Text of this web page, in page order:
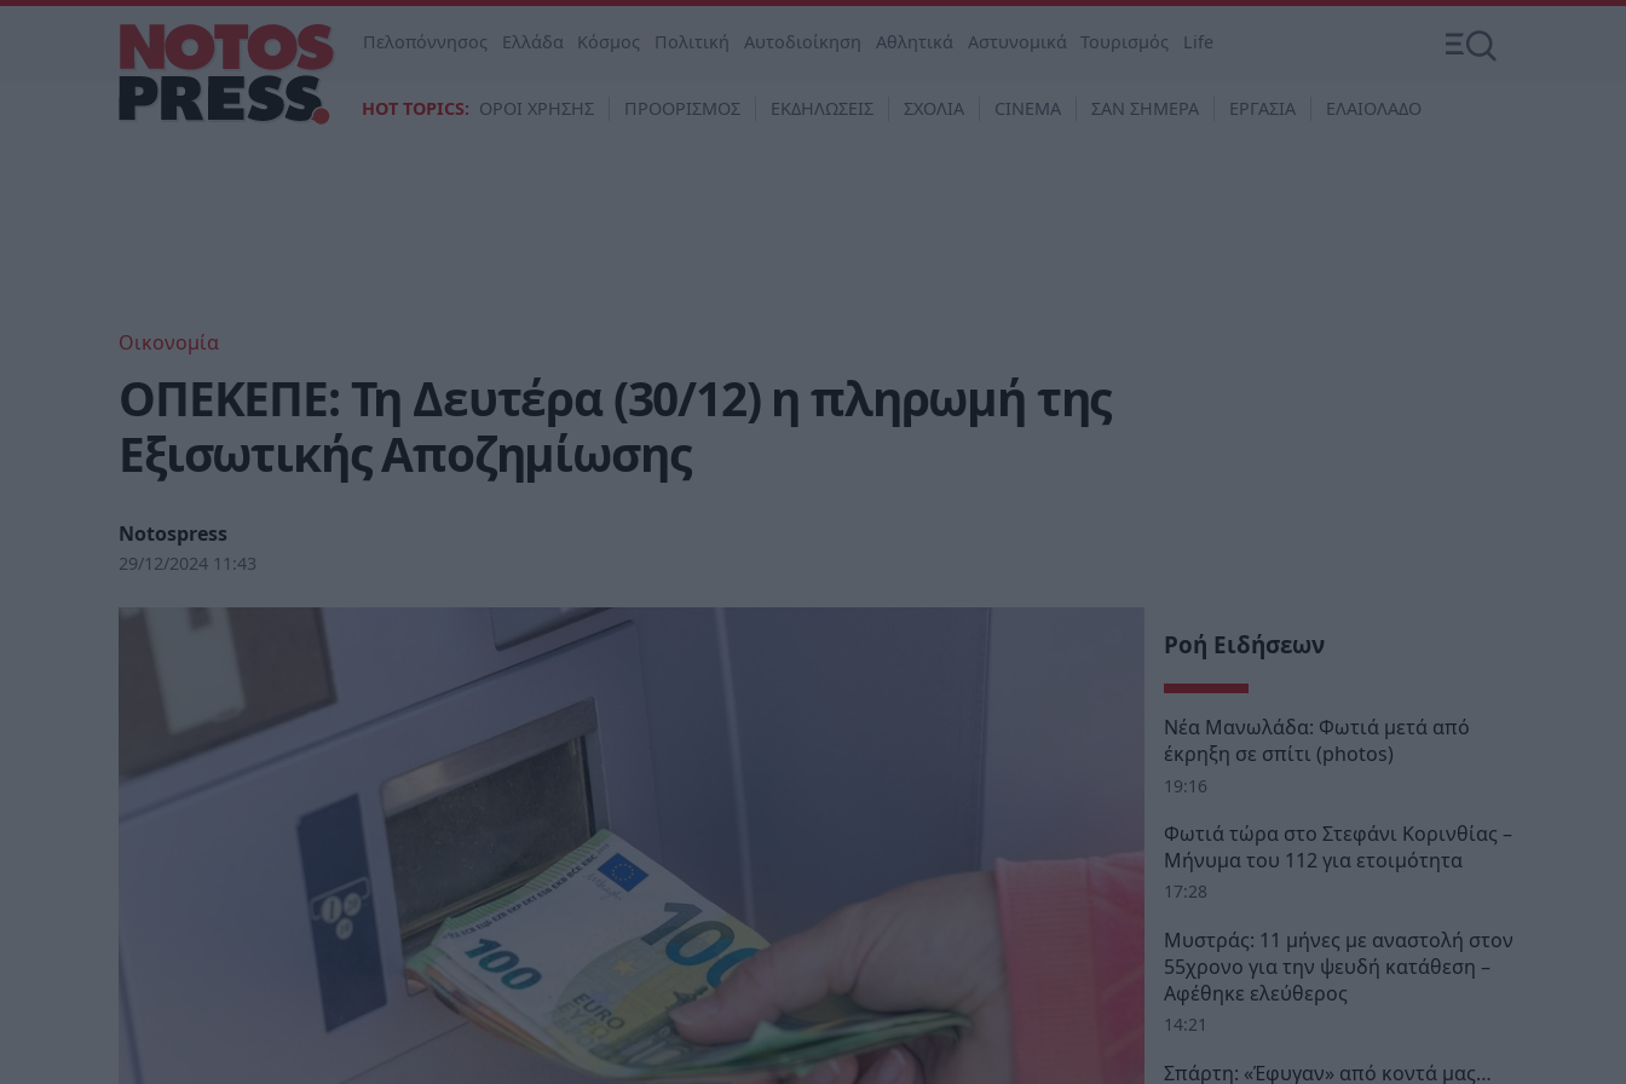
Πελοπόννησος Ελλάδα Κόσμος Πολιτική Αυτοδιοίκηση Αθλητικά Αστυνομικά Τουρισμός Life
HOT TOPICS: ΟΡΟΙ ΧΡΗΣΗΣ ΠΡΟΟΡΙΣΜΟΣ ΕΚΔΗΛΩΣΕΙΣ ΣΧΟΛΙΑ CINEMA ΣΑΝ ΣΗΜΕΡΑ ΕΡΓΑΣΙΑ ΕΛΑΙΟΛΑΔΟ
Οικονομία
ΟΠΕΚΕΠΕ: Τη Δευτέρα (30/12) η πληρωμή της
Εξισωτικής Αποζημίωσης
Notospress
29/12/2024 11:43
Ροή Ειδήσεων
Νέα Μανωλάδα: Φωτιά μετά από
έκρηξη σε σπίτι (photos)
19:16
Φωτιά τώρα στο Στεφάνι Κορινθίας –
Μήνυμα του 112 για ετοιμότητα
17:28
Μυστράς: 11 μήνες με αναστολή στον
55χρονο για την ψευδή κατάθεση –
Αφέθηκε ελεύθερος
14:21
Σπάρτη: «Έφυγαν» από κοντά μας…